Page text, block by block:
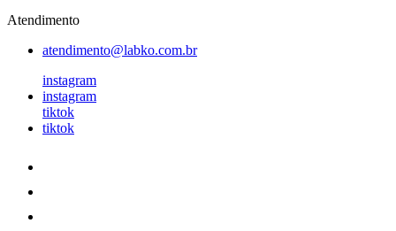
Atendimento
atendimento@labko.com.br
instagram
instagram
tiktok
tiktok